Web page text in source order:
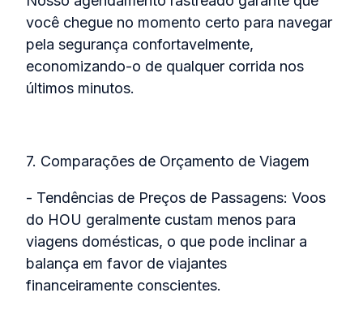
você chegue no momento certo para navegar
pela segurança confortavelmente,
economizando-o de qualquer corrida nos
últimos minutos.
7. Comparações de Orçamento de Viagem
- Tendências de Preços de Passagens: Voos
do HOU geralmente custam menos para
viagens domésticas, o que pode inclinar a
balança em favor de viajantes
financeiramente conscientes.